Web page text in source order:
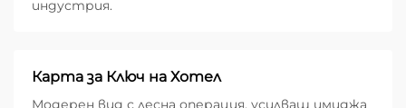
индустрия.
Карта за Ключ на Хотел
Модерен вид с лесна операция, усилващ имиджа